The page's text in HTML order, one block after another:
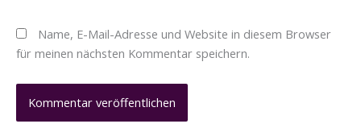
Name, E-Mail-Adresse und Website in diesem Browser
für meinen nächsten Kommentar speichern.